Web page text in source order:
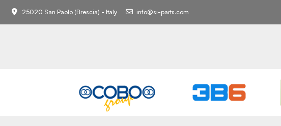
25020 San Paolo (Brescia) - Italy info@si-parts.com